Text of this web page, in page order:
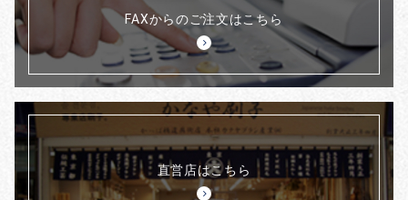
FAXからのご注文はこちら
直営店はこちら